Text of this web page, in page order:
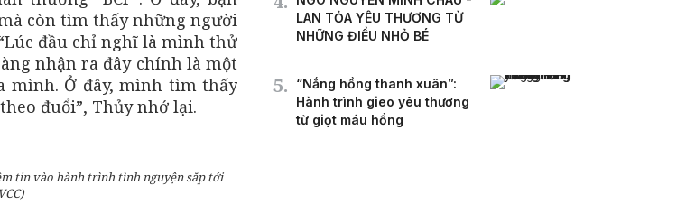
còn tìm thấy những người
đầu chỉ nghĩ là mình thử
nhận ra đây chính là một
mình. Ở đây, mình tìm thấy
đuổi”, Thủy nhớ lại.
tin vào hành trình tình nguyện sắp tới
LAN TỎA YÊU THƯƠNG TỪ
NHỮNG ĐIỀU NHỎ BÉ
“Nắng hồng thanh xuân”:
Hành trình gieo yêu thương
từ giọt máu hồng